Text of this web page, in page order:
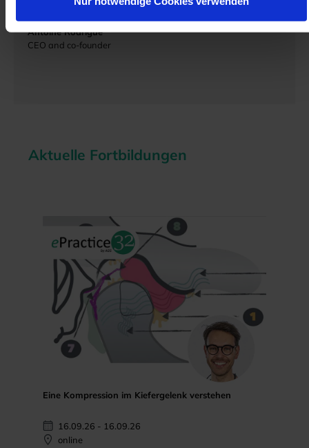
CSO and co-founder
Antoine Rodrigue
CEO and co-founder
Aktuelle Fortbildungen
Eine Kompression im Kiefergelenk verstehen
16.09.26 - 16.09.26
online